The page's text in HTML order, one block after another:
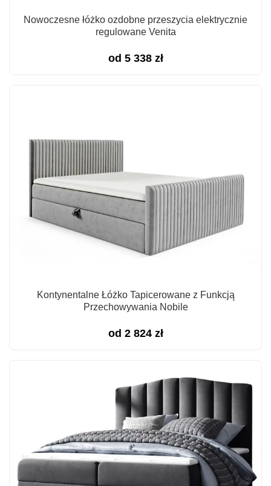
Nowoczesne łóżko ozdobne przeszycia elektrycznie
regulowane Venita
od 5 338 zł
Kontynentalne Łóżko Tapicerowane z Funkcją
Przechowywania Nobile
od 2 824 zł